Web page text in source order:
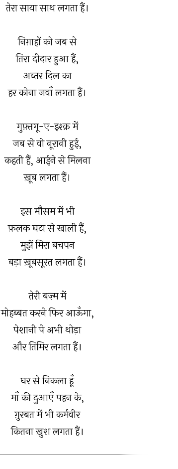
तेरा साया साथ लगता हैं।
निग़ाहों को जब से
तिरा दीदार हुआ हैं,
अब्तर दिल का
हर कोना जवाँ लगता हैं।
गुफ़्तगू-ए-इश्क़ में
जब से वो नूरानी हुई,
कहती हैं, आईने से मिलना
ख़ूब लगता हैं।
इस मौसम में भी
फ़लक घटा से खाली हैं,
मुझें मिरा बचपन
बड़ा ख़ूबसूरत लगता हैं।
तेरी बज़्म में
मोहब्बत करने फिर आऊँगा,
पेशानी पे अभी थोड़ा
और तिमिर लगता हैं।
घर से निकला हूँ
माँ की दुआएँ पहन के,
ग़ुरबत में भी कर्मवीर
कितना ख़ुश लगता हैं।